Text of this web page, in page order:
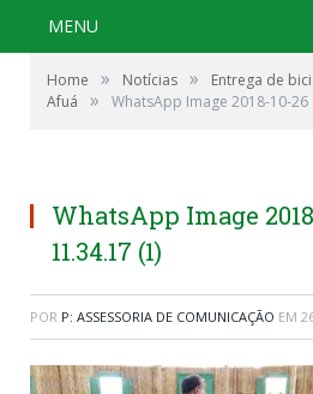
MENU
Home » Notícias »
Entrega de
Afuá
» WhatsApp Image 2018-10-26
WhatsApp Image
11.34.17 (1)
POR P: ASSESSORIA DE COMUNICAÇÃO EM